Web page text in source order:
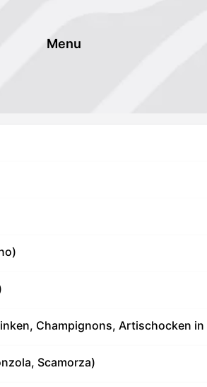
Menu
Champignons, Artischocken in
Scamorza)